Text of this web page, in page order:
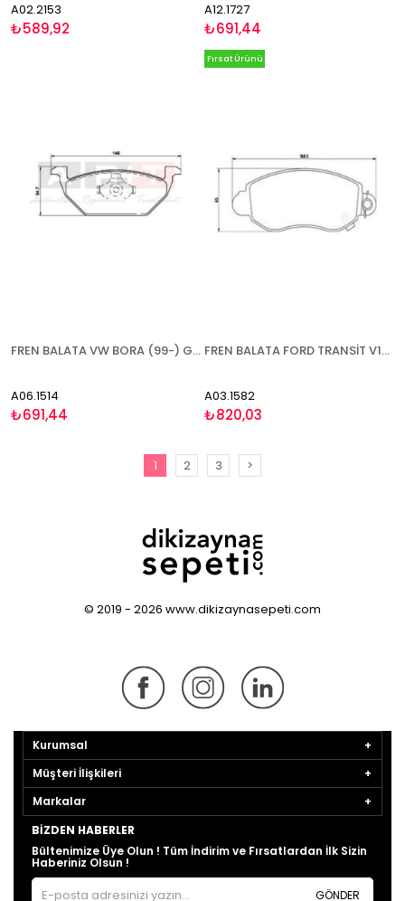
A02.2153
₺589,92
A12.1727
₺691,44
FREN BALATA VW BORA (99-) GOLF IV (99-) BEETLE (99-) GOLF V JETTA (05-) AUDİ A3 (99-) A3 (03-) A3 SPORTBACK (04-) A3 (00-03) SEAT LEON (99-05) (05-) TOLEDO II (99-) ALTEA (04-) SKODA OCTAVİA (00-) ÖN - İKAZ KABLOLU
A06.1514
₺691,44
FREN BALATA FORD TRANSİT V184 (00-06) - ÖN
A03.1582
₺820,03
Fırsat Ürünü
1 2 3 >
© 2019 - 2026 www.dikizaynasepeti.com
Kurumsal
Müşteri İlişkileri
Markalar
BIZDEN HABERLER
Bültenimize Üye Olun ! Tüm İndirim ve Fırsatlardan İlk Sizin
Haberiniz Olsun !
GÖNDER